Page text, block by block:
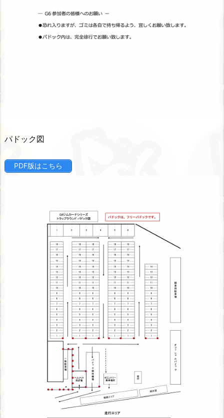
パドック図
PDF版はこちら